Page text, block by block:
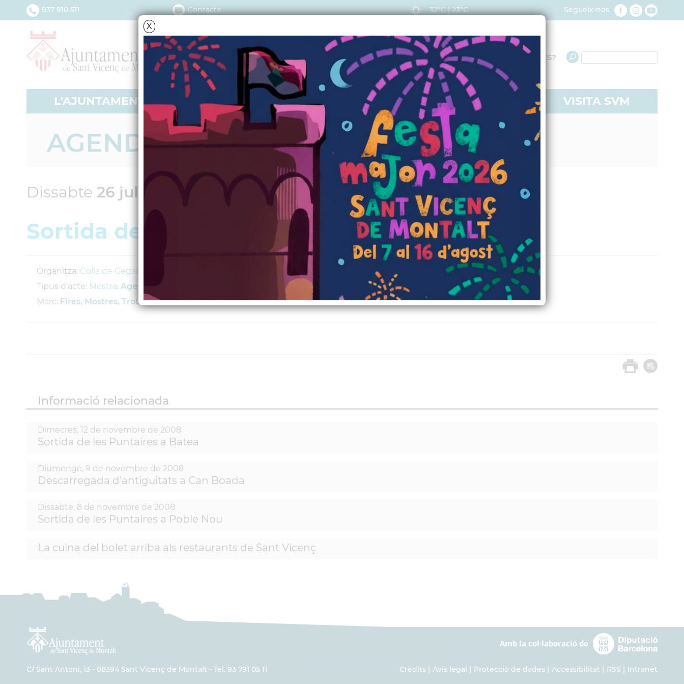
X
L'AJUNTAMENT SERVEIS ACTUALITAT VIURE A SVM VISITA SVM
QUÈ NECESSITES?
937 910 511 Contacte 32ºC|23ºC Segueix-nos
AGENDA
Dissabte 26 juliol 2008
Sortida de la Colla Gegantera a Moià
Organitza: Colla de Geganters de Sant Vicenç de Montalt
Tipus d'acte: Mostra, Agenda cultural
Marc: Fires, Mostres, Trobades
Informació relacionada
Dimecres, 12 de novembre de 2008
Sortida de les Puntaires a Batea
Diumenge, 9 de novembre de 2008
Descarregada d'antiguitats a Can Boada
Dissabte, 8 de novembre de 2008
Sortida de les Puntaires a Poble Nou
La cuina del bolet arriba als restaurants de Sant Vicenç
C/ Sant Antoni, 13 - 08394 Sant Vicenç de Montalt - Tel. 93 791 05 11 Crèdits Avís legal Protecció de dades Accessibilitat RSS Intranet